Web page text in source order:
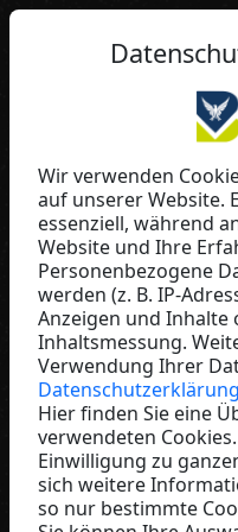
Konrad
Wir verwenden
auf unserer Website.
essenziell, während
Website und Ihre
Personenbezogene
werden (z. B. IP-
Anzeigen und Inhalte
Inhaltsmessung.
Verwendung Ihrer
Datenschutzerklärung
Hier finden Sie eine
verwendeten
Einwilligung zu
sich weitere
so nur bestimmte